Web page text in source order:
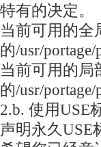
特有的决定。
当前可用的全
的/usr/portage/
当前可用的局
的/usr/
2.b. 使用USE
声明永久USE